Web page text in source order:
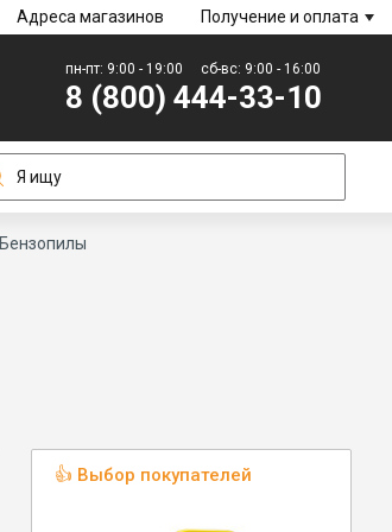
Адреса магазинов Получение и оплата
пн-пт: 9:00 - 19:00 сб-вс: 9:00 - 16:00
8 (800) 444-33-10
Бензопилы
👍 Выбор покупателей